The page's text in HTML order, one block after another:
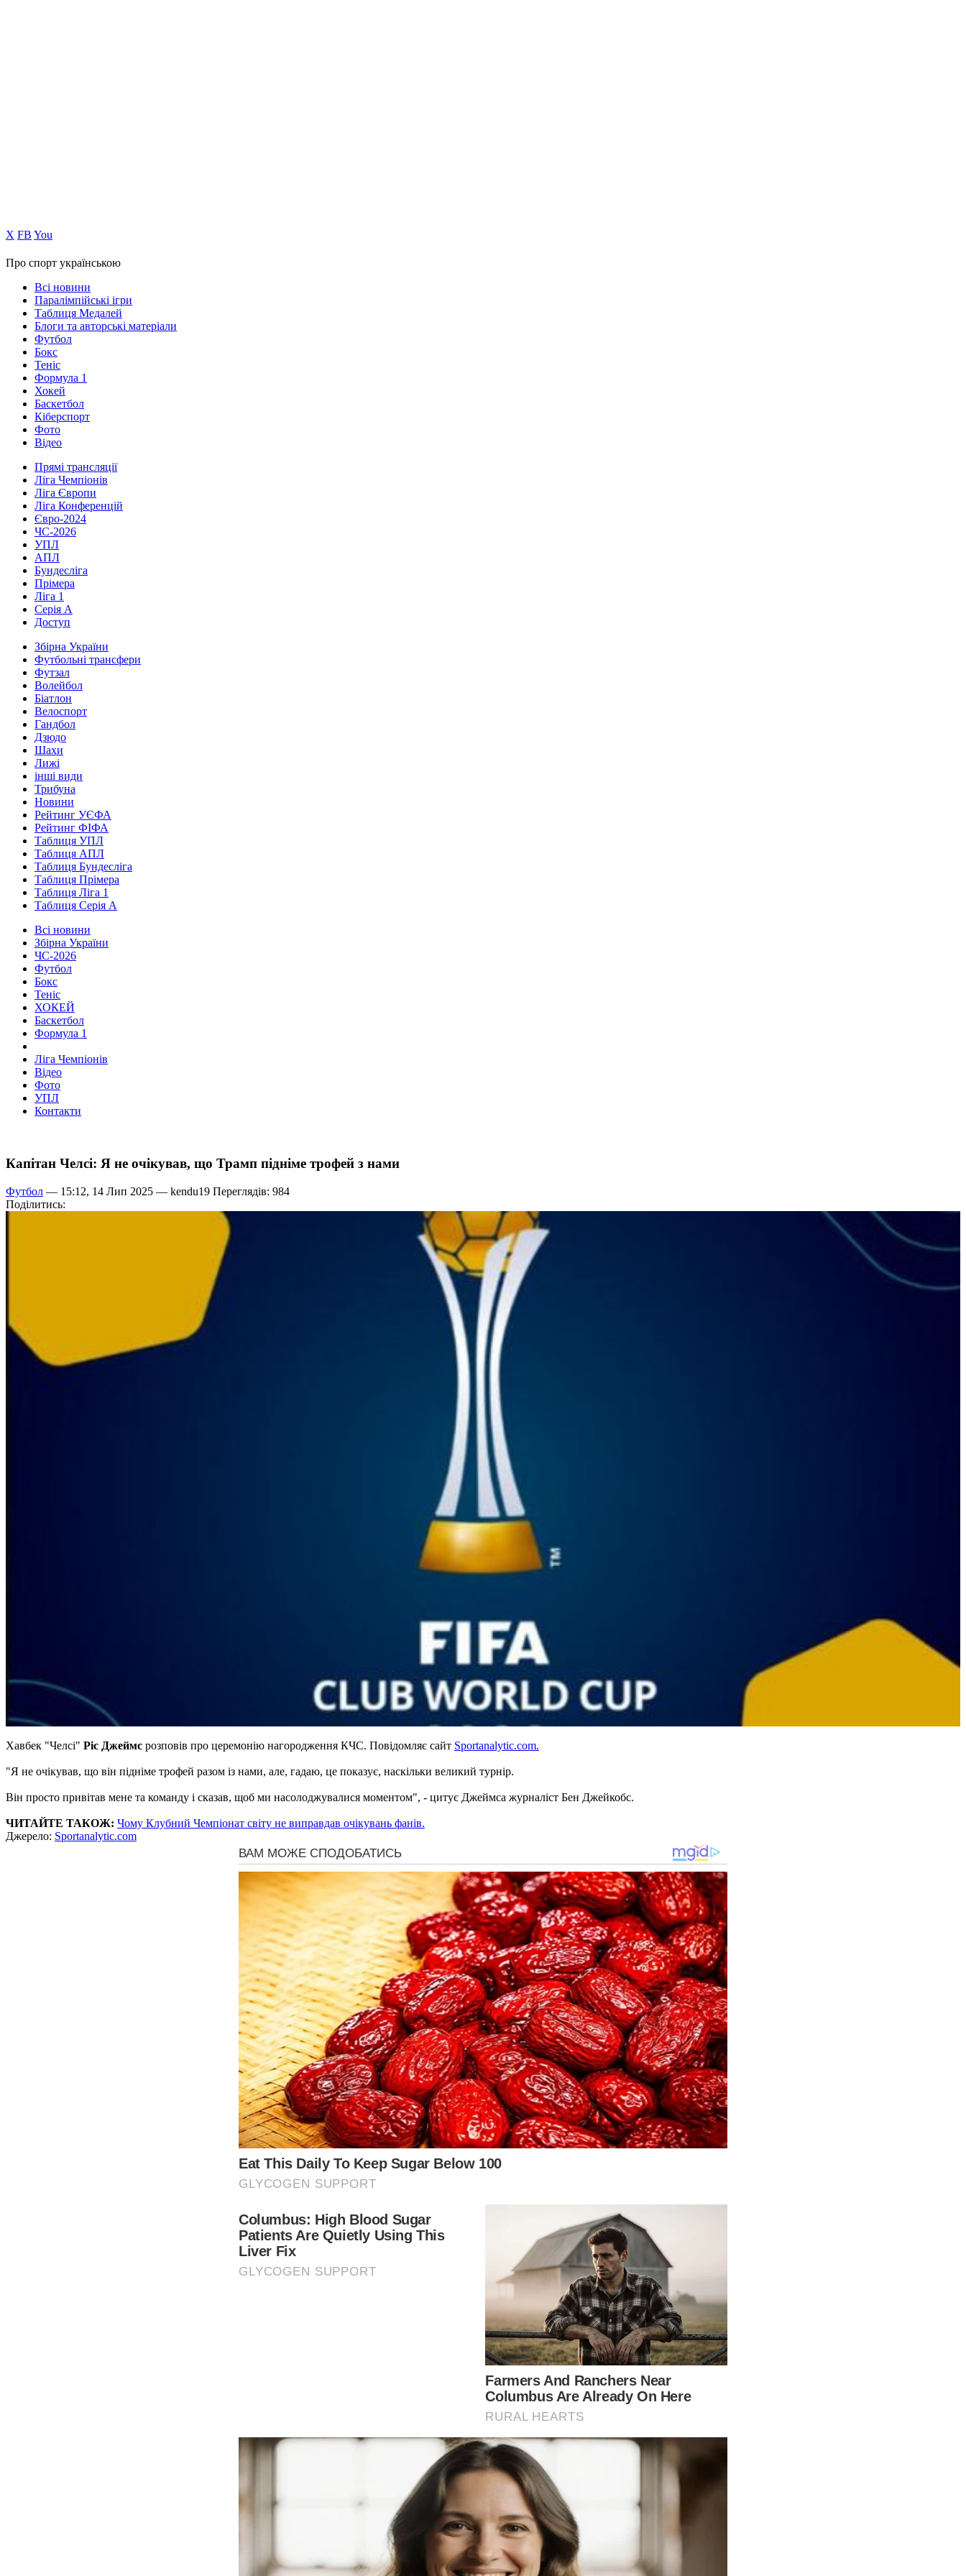
Х FB You
Про спорт українською
Всі новини
Паралімпійські ігри
Таблиця Медалей
Блоги та авторські матеріали
Футбол
Бокс
Теніс
Формула 1
Хокей
Баскетбол
Кіберспорт
Фото
Відео
Прямі трансляції
Ліга Чемпіонів
Ліга Європи
Ліга Конференцій
Євро-2024
ЧС-2026
УПЛ
АПЛ
Бундесліга
Прімера
Ліга 1
Серія А
Доступ
Збірна України
Футбольні трансфери
Футзал
Волейбол
Біатлон
Велоспорт
Гандбол
Дзюдо
Шахи
Лижі
інші види
Трибуна
Новини
Рейтинг УЄФА
Рейтинг ФІФА
Таблиця УПЛ
Таблиця АПЛ
Таблиця Бундесліга
Таблиця Прімера
Таблиця Ліга 1
Таблиця Серія А
Всі новини
Збірна України
ЧС-2026
Футбол
Бокс
Теніс
ХОКЕЙ
Баскетбол
Формула 1
Ліга Чемпіонів
Відео
Фото
УПЛ
Контакти
Капітан Челсі: Я не очікував, що Трамп підніме трофей з нами
Футбол — 15:12, 14 Лип 2025 — kendu19 Переглядів: 984
Поділитись:
Хавбек "Челсі" Ріс Джеймс розповів про церемонію нагородження КЧС. Повідомляє сайт Sportanalytic.com.
"Я не очікував, що він підніме трофей разом із нами, але, гадаю, це показує, наскільки великий турнір.
Він просто привітав мене та команду і сказав, щоб ми насолоджувалися моментом", - цитує Джеймса журналіст Бен Джейкобс.
ЧИТАЙТЕ ТАКОЖ: Чому Клубний Чемпіонат світу не виправдав очікувань фанів.
Джерело: Sportanalytic.com